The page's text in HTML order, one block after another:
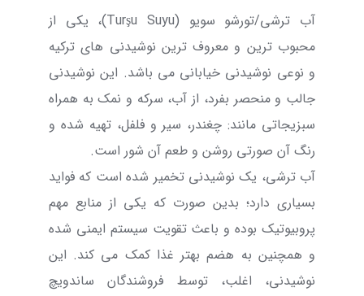
آب ترشی/تورشو سویو (Turşu Suyu)، یکی از
محبوب ترین و معروف ترین نوشیدنی های ترکیه
و نوعی نوشیدنی خیابانی می باشد. این نوشیدنی
جالب و منحصر بفرد، از آب، سرکه و نمک به همراه
سبزیجاتی مانند: چغندر، سیر و فلفل، تهیه شده و
رنگ آن صورتی روشن و طعم آن شور است.
آب ترشی، یک نوشیدنی تخمیر شده است که فواید
بسیاری دارد؛ بدین صورت که یکی از منابع مهم
پروبیوتیک بوده و باعث تقویت سیستم ایمنی شده
و همچنین به هضم بهتر غذا کمک می کند. این
نوشیدنی، اغلب، توسط فروشندگان ساندویچ